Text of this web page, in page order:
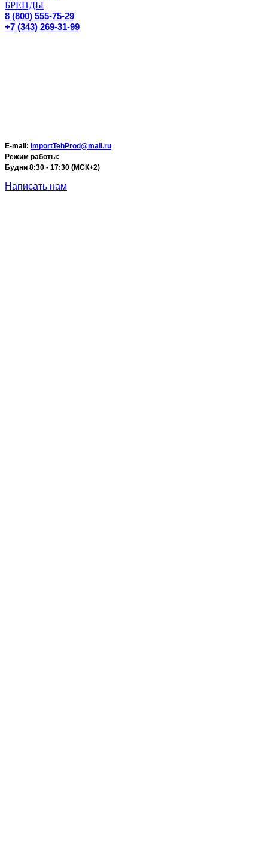
БРЕНДЫ
8 (800) 555-75-29
+7 (343) 269-31-99
E-mail: ImportTehProd@mail.ru
Режим работы:
Будни 8:30 - 17:30 (МСК+2)
Написать нам